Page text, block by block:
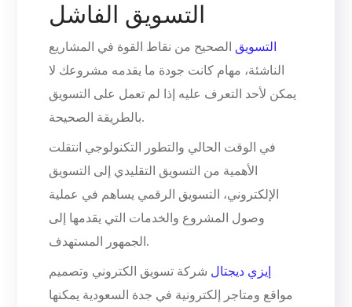
التسويق الفاشل
التسويق الصحيح من نقاط القوة في المشاريع
الناشئة، مهام كانت جودة ما يقدمه مشروعك لا
يمكن لأحد التعرف عليه إذا لم تعمل على التسويق
بالطريقة الصحيحة.
في الوقت الحالي والتطور التكنولوجي انتقلت
الأهمية من التسويق التقليدي إلى التسويق
الإلكتروني، التسويق الرقمي يساهم في عملية
وصول المشروع والخدمات التي يقدمها إلى
الجمهور المستهدف.
إيزي ديجتال شركة تسويق الكتروني وتصميم
مواقع ومتاجر إلكترونية في جدة السعودية يمكنها